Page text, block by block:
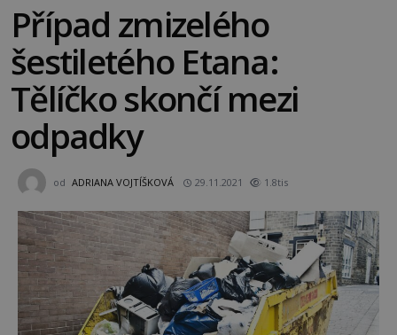
Případ zmizelého
šestiletého Etana:
Tělíčko skončí mezi
odpadky
od ADRIANA VOJTÍŠKOVÁ 29.11.2021 1.8tis